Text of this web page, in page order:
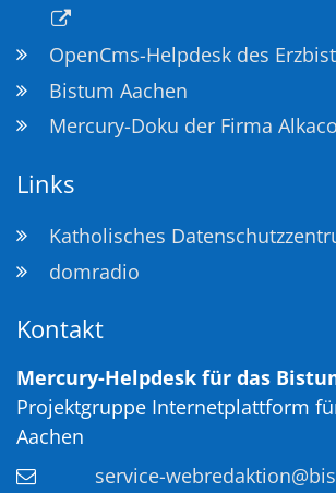
OpenCms-Helpdesk des
Bistum Aachen
Mercury-Doku der Firma
Links
Katholisches
domradio
Kontakt
Mercury-Helpdesk für das
Projektgruppe Internetplattform
Aachen
service-